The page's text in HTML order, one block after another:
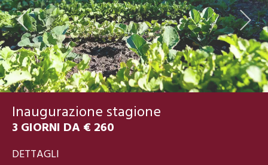
Inaugurazione stagione
3 GIORNI DA € 260
DETTAGLI